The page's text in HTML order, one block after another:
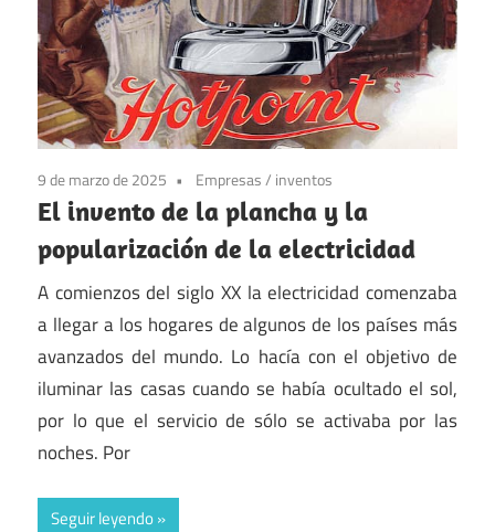
9 de marzo de 2025 Empresas/ inventos
El invento de la plancha y la
popularización de la electricidad
A comienzos del siglo XX la electricidad comenzaba
a llegar a los hogares de algunos de los países más
avanzados del mundo. Lo hacía con el objetivo de
iluminar las casas cuando se había ocultado el sol,
por lo que el servicio de sólo se activaba por las
noches. Por
Seguir leyendo